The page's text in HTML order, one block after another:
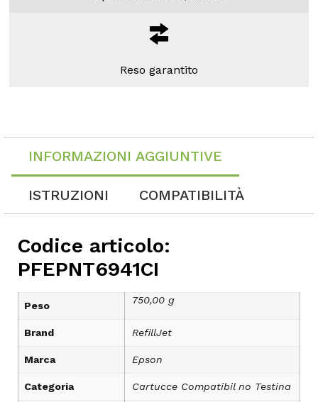
Reso garantito
INFORMAZIONI AGGIUNTIVE
ISTRUZIONI COMPATIBILITÀ
Codice articolo:
PFEPNT6941CI
Peso 750,00 g
Brand RefillJet
Marca Epson
Categoria Cartucce Compatibil no Testina